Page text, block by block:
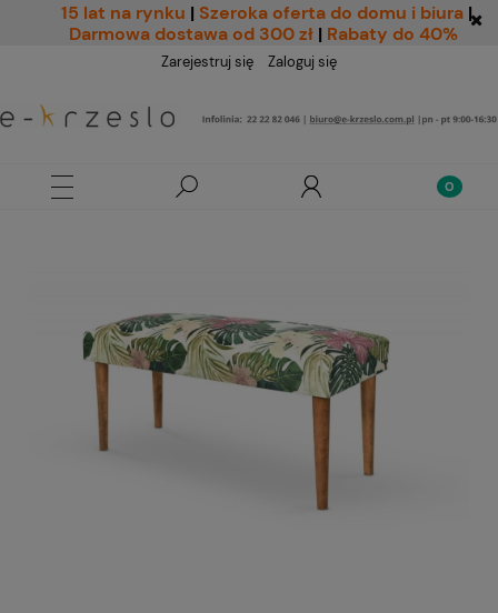
15 lat na rynku | Szeroka oferta do domu i biura |
Darmowa dostawa od 300 zł | Rabaty do 40%
Zarejestruj się Zaloguj się